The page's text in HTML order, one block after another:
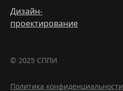
Дизайн-
проектирование
© 2025 СППИ
Политика конфиденциальности